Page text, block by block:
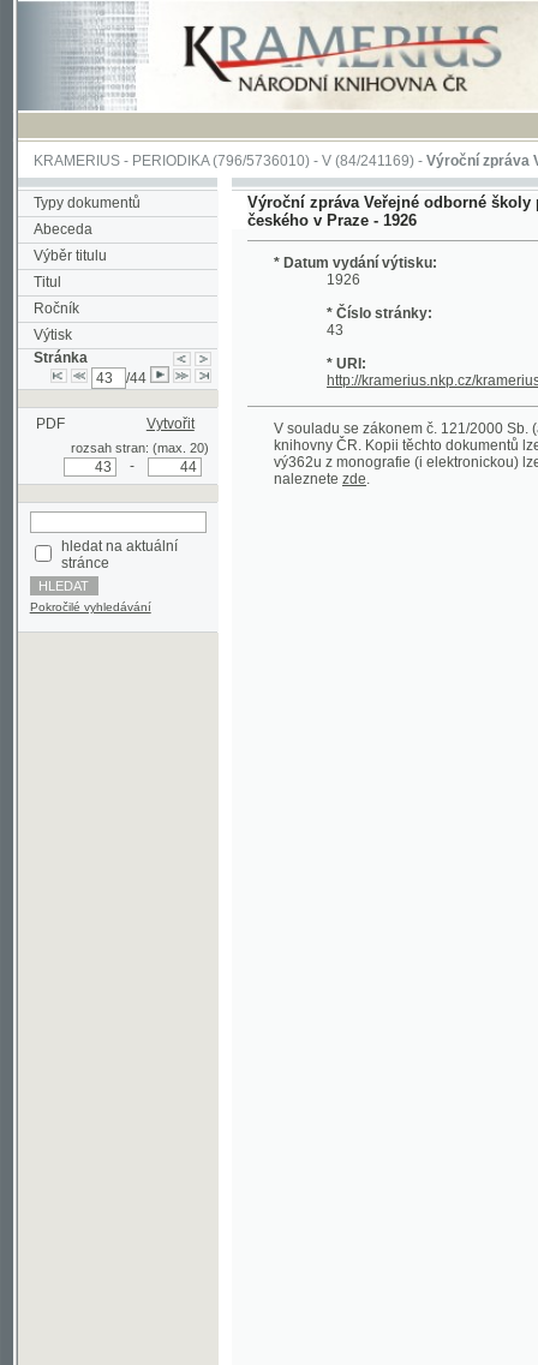
KRAMERIUS-PERIODIKA(796/5736010) -V(84/241169) -Výroční zpráva Veřejné
Typy dokumentů
Abeceda
Výběr titulu
Titul
Ročník
Výtisk
Stránka
PDF Vytvořit
rozsah stran: (max. 20)
stránce
Pokročilé vyhledávání
Výroční zpráva Veřejné odborné školy pro
českého v Praze - 1926
* Datum vydání výtisku:
* Číslo stránky:
* URI:
V souladu se zákonem č. 121/2000 Sb.
knihovny ČR. Kopii těchto dokumentů lze získat
vý362u z monografie (i elektronickou) lze
naleznetezde.